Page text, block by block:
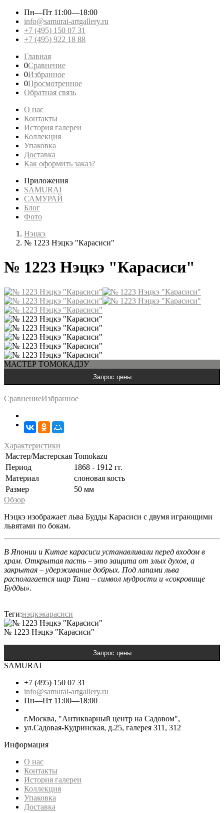
Пн—Пт 11:00—18:00
info@samurai-artgallery.ru
+7 (495) 150 07 31
+7 (495) 922 18 88
Главная
0Сравнение
0Избранное
0Просмотренное
Обратная связь
О нас
Контакты
История галереи
Коллекция
Упаковка
Доставка
Как оформить заказ?
Приложения
SAMURAI
САМУРАЙ
Блог
Фото
Нэцкэ
№ 1223 Нэцкэ "Карасиси"
№ 1223 Нэцкэ "Карасиси"
МАСТЕР ТОМОКАДЗУ
СравнениеИзбранное
Характеристики
Мастер/Мастерская Tomokazu
Период
1868 - 1912 гг.
Материал
слоновая кость
Размер
50 мм
Обзор
Нэцкэ изображает льва Будды Карасиси с двумя играющими
львятами по бокам.
В Японии и Китае карасиси устанавливали перед входом в
храм. Открытая пасть – это защита от злых духов, а
закрытая – удерживание добрых. Под лапами льва
располагается шар Тама – символ мудрости и «сокровище
Будды».
Теги:нэцкэкарасиси
№ 1223 Нэцкэ "Карасиси"
SAMURAI
+7 (495) 150 07 31
info@samurai-artgallery.ru
Пн—Пт 11:00—18:00
г.Москва, "Антикварный центр на Садовом",
ул.Садовая-Кудринская, д.25, галерея 311, 312
Информация
О нас
Контакты
История галереи
Коллекция
Упаковка
Доставка